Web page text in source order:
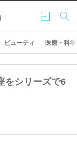
ログ
イン
検索
ビューティ 医療・科学
をシリーズで6